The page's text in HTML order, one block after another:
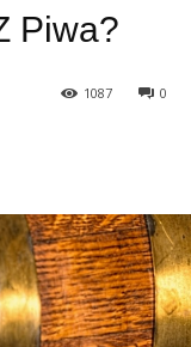
Piwa?
0
1087